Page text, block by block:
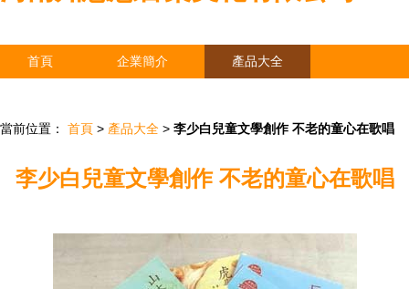
首頁 企業簡介 產品大全
當前位置： 首頁 > 產品大全 > 李少白兒童文學創作 不老的童心在歌唱
李少白兒童文學創作 不老的童心在歌唱